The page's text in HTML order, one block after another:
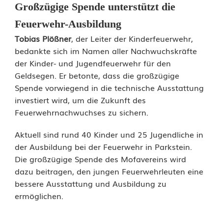
f
a
v
e
r
e
i
n
a
n
Großzügige Spende unterstützt die
Feuerwehr-Ausbildung
Tobias Plößner, der Leiter der Kinderfeuerwehr,
bedankte sich im Namen aller Nachwuchskräfte
der Kinder- und Jugendfeuerwehr für den
Geldsegen. Er betonte, dass die großzügige
Spende vorwiegend in die technische Ausstattung
investiert wird, um die Zukunft des
Feuerwehrnachwuchses zu sichern.
Aktuell sind rund 40 Kinder und 25 Jugendliche in
der Ausbildung bei der Feuerwehr in Parkstein.
Die großzügige Spende des Mofavereins wird
dazu beitragen, den jungen Feuerwehrleuten eine
bessere Ausstattung und Ausbildung zu
ermöglichen.